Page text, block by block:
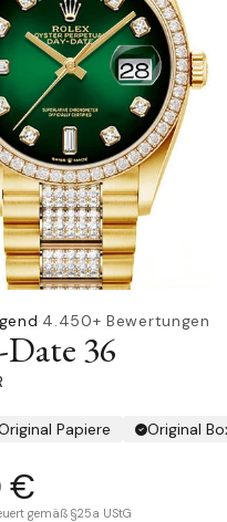
·4.450+ Bewertungen
36
Papiere
Original
€
gemäß §25a UStG